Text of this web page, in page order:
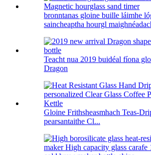
bronntanas gloine buille láimhe
saincheaptha hourgl
Teacht nua 2019 buidéal fíona
Dragon
Gloine Frithsheasmhach Teas-
pearsantaithe Cl...